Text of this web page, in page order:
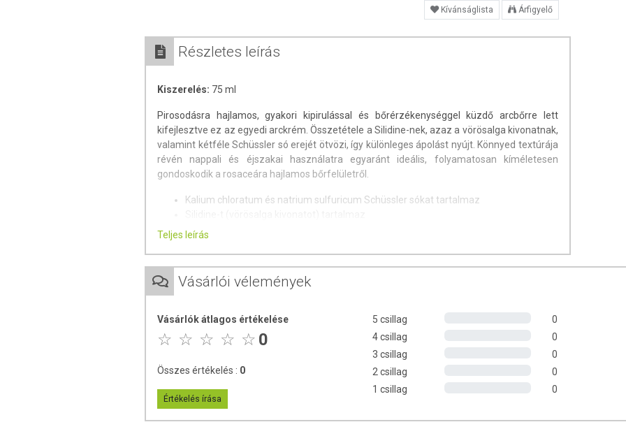
Kívánságlista Árfigyelő
Részletes leírás
Kiszerelés: 75 ml
Pirosodásra hajlamos, gyakori kipirulással és bőrérzékenységgel küzdő arcbőrre lett
kifejlesztve ez az egyedi arckrém. Összetétele a Silidine-nek, azaz a vörösalga kivonatnak,
valamint kétféle Schüssler só erejét ötvözi, így különleges ápolást nyújt. Könnyed textúrája
révén nappali és éjszakai használatra egyaránt ideális, folyamatosan kíméletesen
gondoskodik a rosaceára hajlamos bőrfelületről.
Kalium chloratum és natrium sulfuricum Schüssler sókat tartalmaz
Bio sheavajat, argánolajat és jojobaolajat tartalmaz
Kőolajszármazék- és parabénmentes készítmény
Teljes leírás
Vásárlói vélemények
Vásárlók átlagos értékelése
0
Összes értékelés : 0
Értékelés írása
5 csillag
0
4 csillag
0
3 csillag
0
2 csillag
0
1 csillag
0